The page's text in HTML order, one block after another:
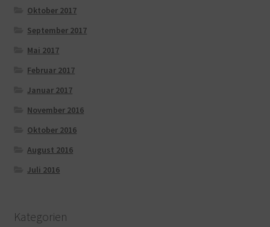
Oktober 2017
September 2017
Mai 2017
Februar 2017
Januar 2017
November 2016
Oktober 2016
August 2016
Juli 2016
Kategorien